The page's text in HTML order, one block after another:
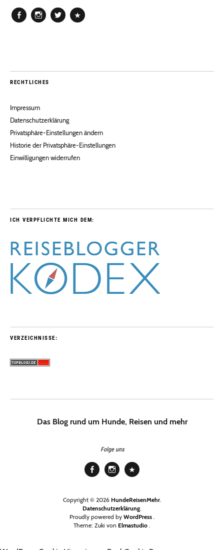
RECHTLICHES
Impressum
Datenschutzerklärung
Privatsphäre-Einstellungen ändern
Historie der Privatsphäre-Einstellungen
Einwilligungen widerrufen
ICH VERPFLICHTE MICH DEM:
VERZEICHNISSE:
Das Blog rund um Hunde, Reisen und mehr
Folge uns
Copyright © 2026 HundeReisenMehr
Datenschutzerklärung
Proudly powered by WordPress
Theme: Zuki von Elmastudio